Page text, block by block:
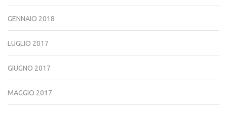
GENNAIO 2018
LUGLIO 2017
GIUGNO 2017
MAGGIO 2017